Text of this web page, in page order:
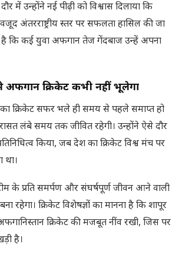
में उन्होंने नई पीढ़ी को विश्वास दिलाया कि
अंतरराष्ट्रीय स्तर पर सफलता हासिल की जा
कि कई युवा अफगान तेज गेंदबाज उन्हें अपना
अफगान क्रिकेट कभी नहीं भूलेगा
क्रिकेट सफर भले ही समय से पहले समाप्त हो
लंबे समय तक जीवित रहेगी। उन्होंने ऐसे दौर
किया, जब देश का क्रिकेट विश्व मंच पर
था।
के प्रति समर्पण और संघर्षपूर्ण जीवन आने वाली
रहेगा। क्रिकेट विशेषज्ञों का मानना है कि शापूर
क्रिकेट की मजबूत नींव रखी, जिस पर
है।